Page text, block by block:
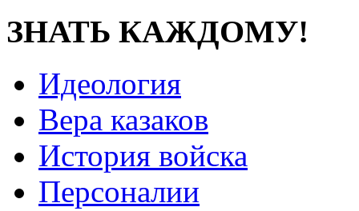
ЗНАТЬ КАЖДОМУ!
Идеология
Вера казаков
История войска
Персоналии